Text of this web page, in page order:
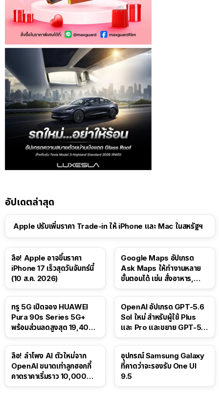
อัปเดตล่าสุด
Apple ปรับเพิ่มราคา Trade-in ให้ iPhone และ Mac ในสหรัฐฯ
ลือ! Apple อาจขึ้นราคา
iPhone 17 เร็วสุดวันจันทร์นี้
(10 ส.ค. 2026)
Google Maps อัปเกรด
Ask Maps ให้ทำงานหลาย
ขั้นตอนได้ เช่น สั่งอาหาร,
ทรู 5G เปิดจอง HUAWEI
Pura 90s Series 5G+
พร้อมส่วนลดสูงสุด 19,400
OpenAI อัปเกรด GPT-5.6
Sol ใหม่ สำหรับผู้ใช้ Plus
และ Pro และขยาย GPT-5.6
ลือ! ลำโพง AI ตัวใหม่จาก
OpenAI ขนาดเท่าลูกฮอกกี้
คาดราคาเริ่มราว 10,000
อุปกรณ์ Samsung Galaxy
ที่คาดว่าจะรองรับ One UI
9.5